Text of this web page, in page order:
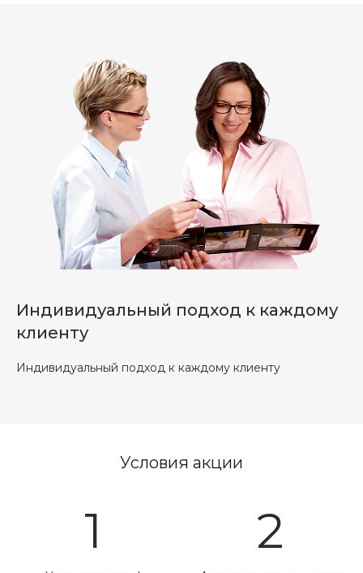
Индивидуальный подход к каждому
клиенту
Индивидуальный подход к каждому клиенту
Условия акции
1 2